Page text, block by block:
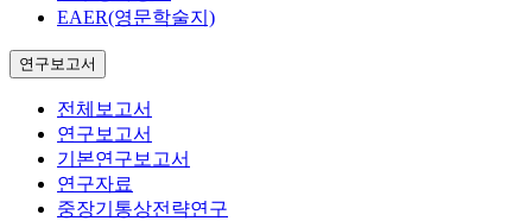
EAER(영문학술지)
연구보고서
전체보고서
연구보고서
기본연구보고서
연구자료
중장기통상전략연구